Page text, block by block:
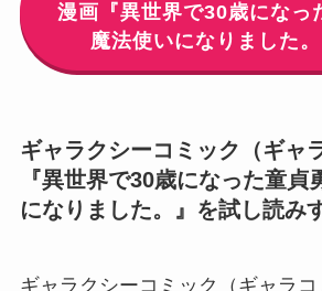
漫画『異世界で30歳になっ
魔法使いになりました
ギャラクシーコミック（ギャ
『異世界で30歳になった童貞
になりました。』を試し読み
ギャラクシーコミック（ギャラ